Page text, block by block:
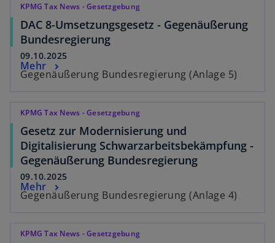
KPMG Tax News - Gesetzgebung
DAC 8-Umsetzungsgesetz - Gegenäußerung
Bundesregierung
09.10.2025
Gegenäußerung Bundesregierung (Anlage 5)
Mehr
KPMG Tax News - Gesetzgebung
Gesetz zur Modernisierung und
Digitalisierung Schwarzarbeitsbekämpfung -
Gegenäußerung Bundesregierung
09.10.2025
Gegenäußerung Bundesregierung (Anlage 4)
Mehr
KPMG Tax News - Gesetzgebung